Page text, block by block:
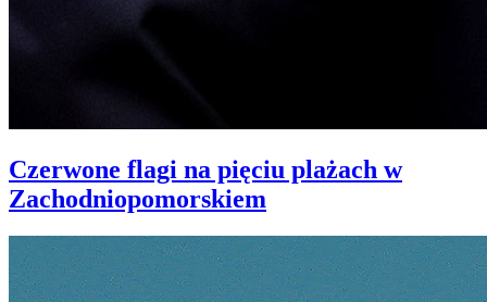
Czerwone flagi na pięciu plażach w
Zachodniopomorskiem